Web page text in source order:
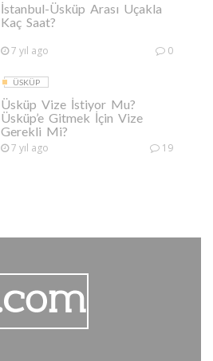
İstanbul-Üsküp Arası Uçakla
Kaç Saat?
7 yıl ago 0
ÜSKÜP
Üsküp Vize İstiyor Mu?
Üsküp’e Gitmek İçin Vize
Gerekli Mi?
7 yıl ago 19